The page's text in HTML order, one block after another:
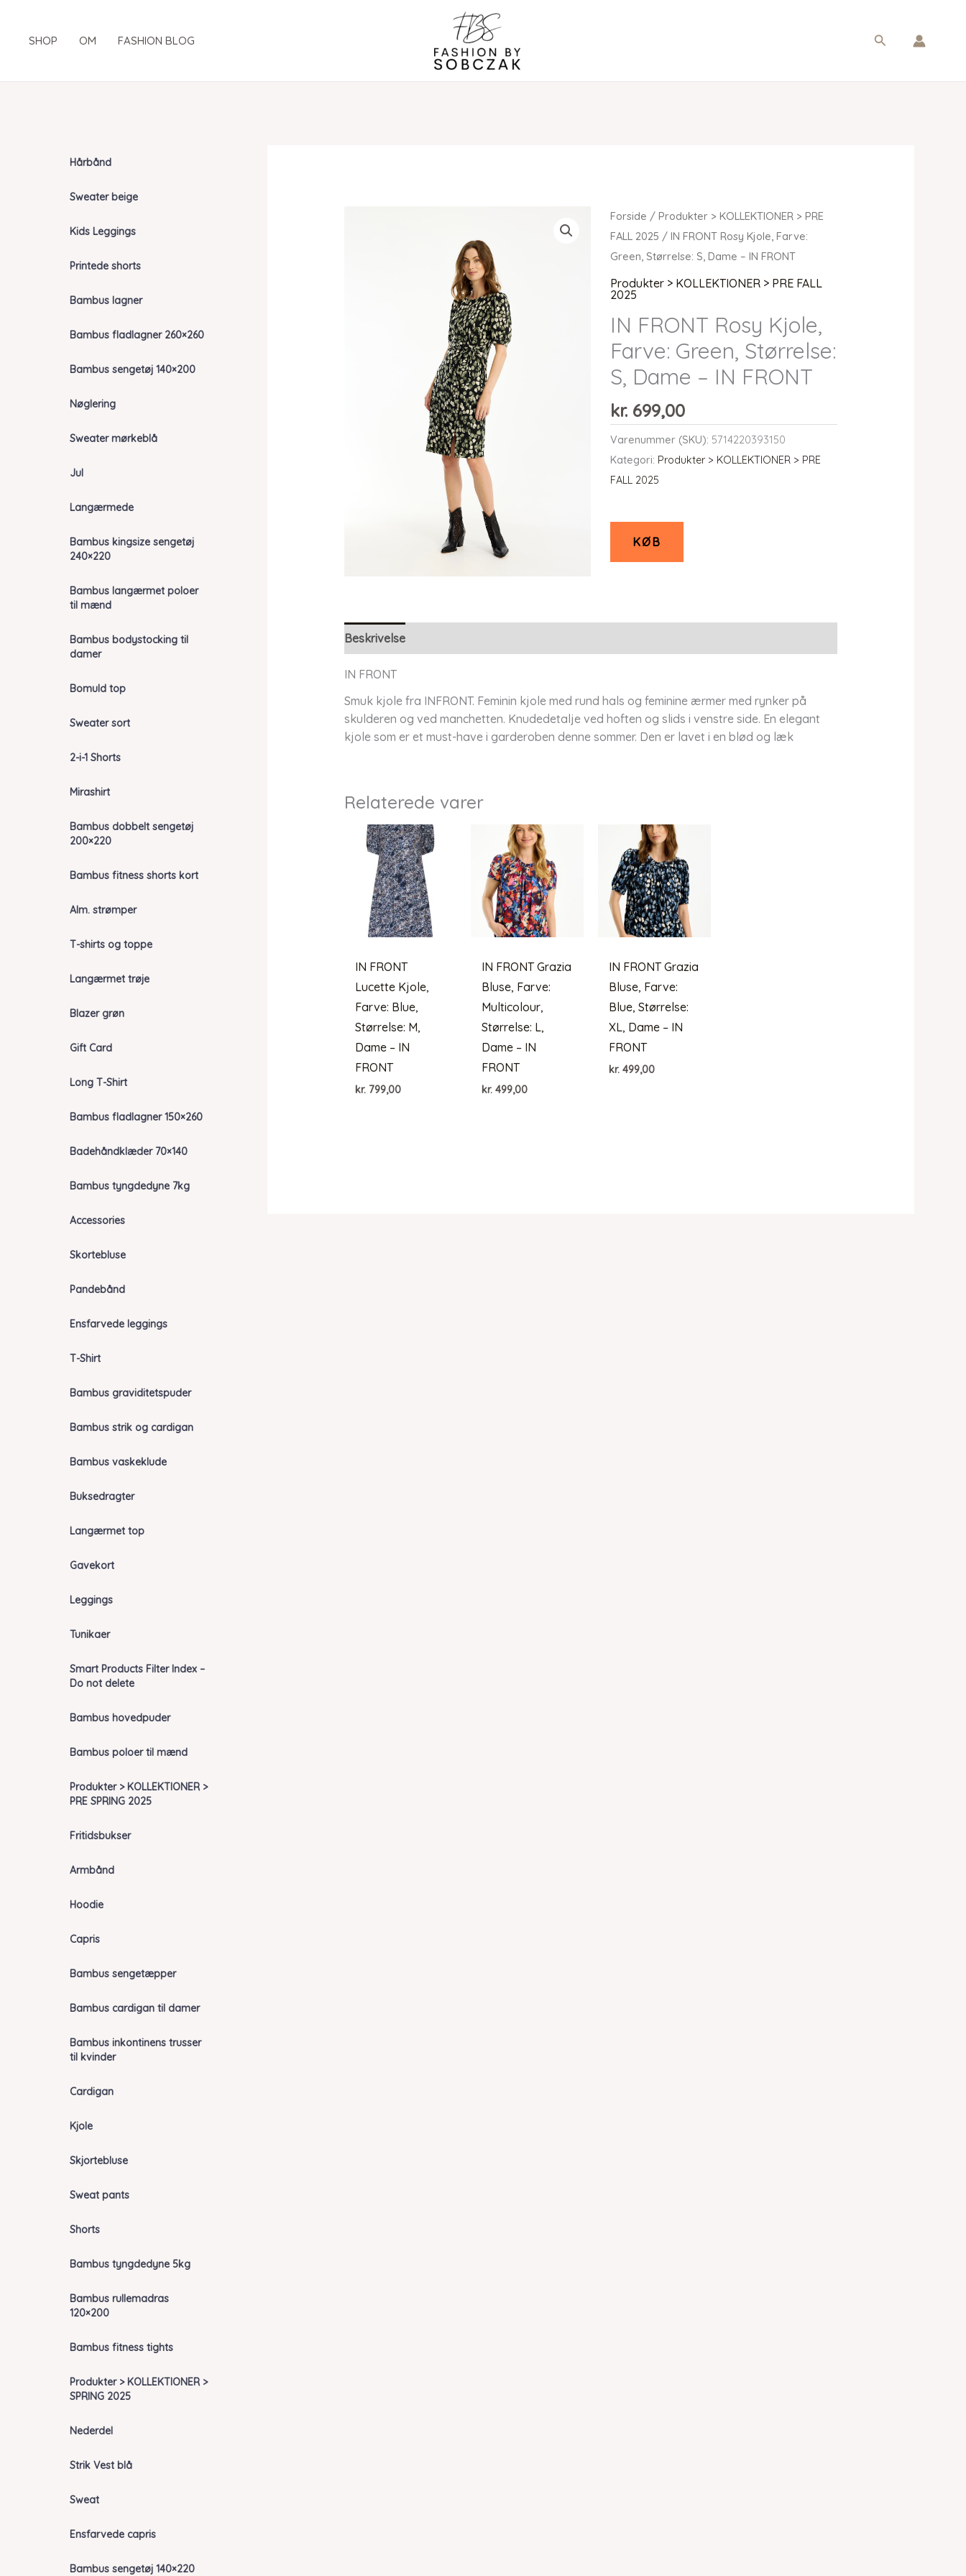
SHOP OM FASHION BLOG Søg
Hårbånd
Sweater beige
Kids Leggings
Printede shorts
Bambus lagner
Bambus fladlagner 260×260
Bambus sengetøj 140×200
Nøglering
Sweater mørkeblå
Jul
Langærmede
Bambus kingsize sengetøj
240×220
Bambus langærmet poloer
til mænd
Bambus bodystocking til
damer
Bomuld top
Sweater sort
2-i-1 Shorts
Mirashirt
Bambus dobbelt sengetøj
200×220
Bambus fitness shorts kort
Alm. strømper
T-shirts og toppe
Langærmet trøje
Blazer grøn
Gift Card
Long T-Shirt
Bambus fladlagner 150×260
Badehåndklæder 70×140
Bambus tyngdedyne 7kg
Accessories
Skortebluse
Pandebånd
Ensfarvede leggings
T-Shirt
Bambus graviditetspuder
Bambus strik og cardigan
Bambus vaskeklude
Buksedragter
Langærmet top
Gavekort
Leggings
Tunikaer
Smart Products Filter Index –
Do not delete
Bambus hovedpuder
Bambus poloer til mænd
Produkter > KOLLEKTIONER >
PRE SPRING 2025
Fritidsbukser
Armbånd
Hoodie
Capris
Bambus sengetæpper
Bambus cardigan til damer
Bambus inkontinens trusser
til kvinder
Cardigan
Kjole
Skjortebluse
Sweat pants
Shorts
Bambus tyngdedyne 5kg
Bambus rullemadras
120×200
Bambus fitness tights
Produkter > KOLLEKTIONER >
SPRING 2025
Nederdel
Strik Vest blå
Sweat
Ensfarvede capris
Bambus sengetøj 140×220
Forside /Produkter > KOLLEKTIONER > PRE
FALL 2025 / IN FRONT Rosy Kjole, Farve:
Green, Størrelse: S, Dame – IN FRONT
Produkter > KOLLEKTIONER > PRE FALL
2025
IN FRONT Rosy Kjole,
Farve: Green, Størrelse:
S, Dame – IN FRONT
kr. 699,00
Varenummer (SKU): 5714220393150
Kategori: Produkter > KOLLEKTIONER > PRE
FALL 2025
KØB
Beskrivelse
IN FRONT
Smuk kjole fra INFRONT. Feminin kjole med rund hals og feminine ærmer med rynker på
skulderen og ved manchetten. Knudedetalje ved hoften og slids i venstre side. En elegant
kjole som er et must-have i garderoben denne sommer. Den er lavet i en blød og læk
Relaterede varer
IN FRONT
Lucette Kjole,
Farve: Blue,
Størrelse: M,
Dame – IN
FRONT
kr.799,00
IN FRONT Grazia
Bluse, Farve:
Multicolour,
Størrelse: L,
Dame – IN
FRONT
kr. 499,00
IN FRONT Grazia
Bluse, Farve:
Blue, Størrelse:
XL, Dame – IN
FRONT
kr. 499,00